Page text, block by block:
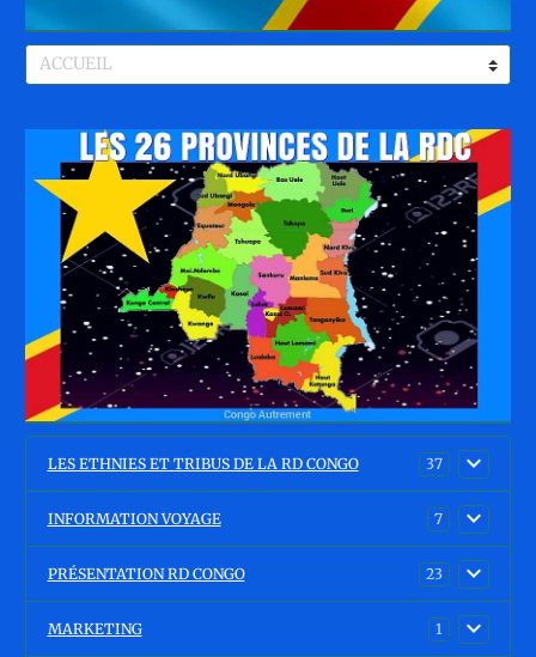
LES ETHNIES ET TRIBUS DE LA RD CONGO 37
INFORMATION VOYAGE 7
PRÉSENTATION RD CONGO 23
MARKETING 1